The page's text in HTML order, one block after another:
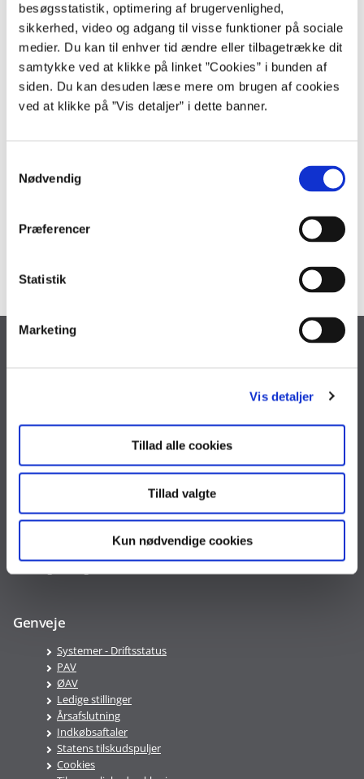
besøgsstatistik, optimering af brugervenlighed,
sikkerhed, video og adgang til visse funktioner på sociale
medier. Du kan til enhver tid ændre eller tilbagetrække dit
samtykke ved at klikke på linket ”Cookies” i bunden af
siden. Du kan desuden læse mere om brugen af cookies
ved at klikke på ”Vis detaljer” i dette banner.
v
Nødvendig
Præferencer
Statistik
Marketing
Vis detaljer
Tillad alle cookies
Tillad valgte
Kun nødvendige cookies
Økonomistyrelsen har på baggrund af beretningen udarbejdet en
vejledning om offentliggørelse og deklarering af oplysninger i
konsulentrapporter bestilt af det offentlige. Økonomistyrelsens
vejledning om offentliggørelse og deklarering af oplysninger i
konsulentrapporter bestilt af offentlige myndigheder kan tilgås på
følgende link.
Tlf. 33 92 80 00
CVR nr. 10213231
Genveje
Systemer - Driftsstatus
PAV
ØAV
Ledige stillinger
Årsafslutning
Indkøbsaftaler
Statens tilskudspuljer
Cookies